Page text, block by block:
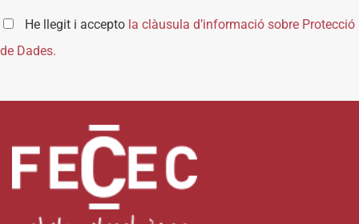
He llegit i accepto la clàusula d’informació sobre Protecció
de Dades.